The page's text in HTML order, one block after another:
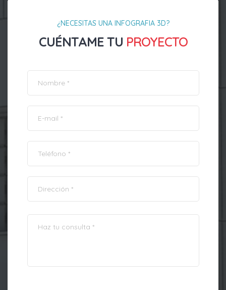
¿NECESITAS UNA INFOGRAFIA 3D?
CUÉNTAME TU PROYECTO